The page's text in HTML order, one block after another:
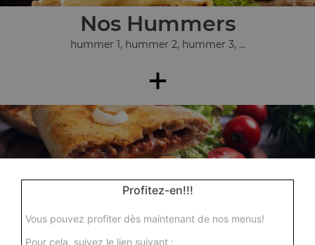
Nos Hummers
hummer 1, hummer 2, hummer 3, ...
+
Nos Pannizza
Profitez-en!!!
Vous pouvez profiter dès maintenant de nos menus!
Pour cela, suivez le lien suivant :